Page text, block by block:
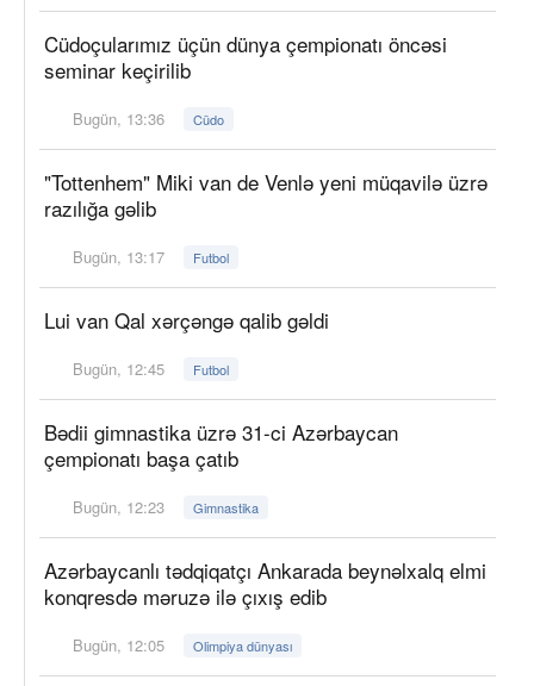
Cüdoçularımız üçün dünya çempionatı öncəsi
seminar keçirilib
Bugün, 13:36 Cüdo
"Tottenhem" Miki van de Venlə yeni müqavilə üzrə
razılığa gəlib
Bugün, 13:17 Futbol
Lui van Qal xərçəngə qalib gəldi
Bugün, 12:45 Futbol
Bədii gimnastika üzrə 31-ci Azərbaycan
çempionatı başa çatıb
Bugün, 12:23 Gimnastika
Azərbaycanlı tədqiqatçı Ankarada beynəlxalq elmi
konqresdə məruzə ilə çıxış edib
Bugün, 12:05 Olimpiya dünyası